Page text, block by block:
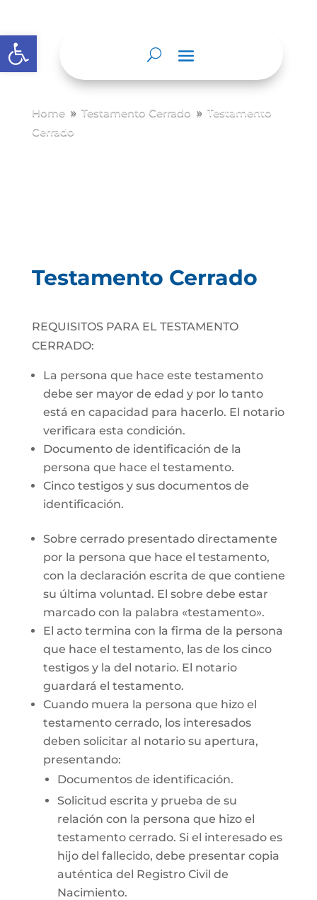
Abrir barra de herramientas
Home 9 Testamento Cerrado 9 Testamento
Cerrado
Testamento Cerrado
REQUISITOS PARA EL TESTAMENTO
CERRADO:
La persona que hace este testamento
debe ser mayor de edad y por lo tanto
está en capacidad para hacerlo. El notario
verificara esta condición.
Documento de identificación de la
persona que hace el testamento.
Cinco testigos y sus documentos de
identificación.
Sobre cerrado presentado directamente
por la persona que hace el testamento,
con la declaración escrita de que contiene
su última voluntad. El sobre debe estar
marcado con la palabra «testamento».
El acto termina con la firma de la persona
que hace el testamento, las de los cinco
testigos y la del notario. El notario
guardará el testamento.
Cuando muera la persona que hizo el
testamento cerrado, los interesados
deben solicitar al notario su apertura,
presentando:
Documentos de identificación.
Solicitud escrita y prueba de su
relación con la persona que hizo el
testamento cerrado. Si el interesado es
hijo del fallecido, debe presentar copia
auténtica del Registro Civil de
Nacimiento.